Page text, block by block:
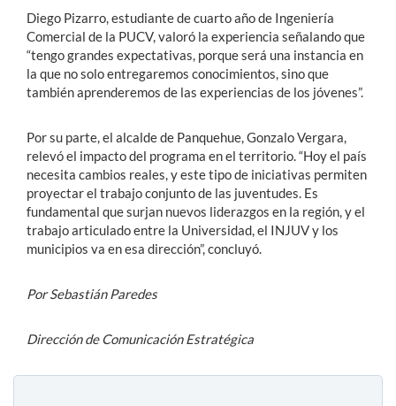
Diego Pizarro, estudiante de cuarto año de Ingeniería
Comercial de la PUCV, valoró la experiencia señalando que
“tengo grandes expectativas, porque será una instancia en
la que no solo entregaremos conocimientos, sino que
también aprenderemos de las experiencias de los jóvenes”.
Por su parte, el alcalde de Panquehue, Gonzalo Vergara,
relevó el impacto del programa en el territorio. “Hoy el país
necesita cambios reales, y este tipo de iniciativas permiten
proyectar el trabajo conjunto de las juventudes. Es
fundamental que surjan nuevos liderazgos en la región, y el
trabajo articulado entre la Universidad, el INJUV y los
municipios va en esa dirección”, concluyó.
Por Sebastián Paredes
Dirección de Comunicación Estratégica